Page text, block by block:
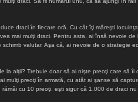
draci în fiecare oră. Cu cât îţi măreşti
mai mulţi draci. Pentru asta, ai însă nevoie
valutar. Aşa că, ai nevoie de o strategie
la alţii? Trebuie doar să ai nişte preoţi care să
mulţi preoţi în armată, cu atât ai şanse să
cu 10 preoţi, eşti sigur că 1.000 de draci